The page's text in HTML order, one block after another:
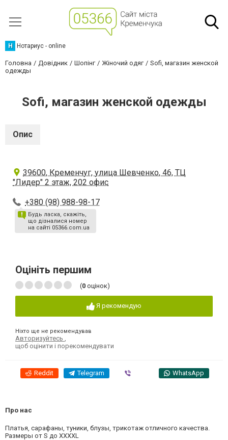
Н Нотариус - online
Головна Довідник Шопінг Жіночий одяг
Sofi, магазин женской
одежды
Sofi, магазин женской одежды
Опис
39600, Кременчуг, улица Шевченко, 46, ТЦ
"Лидер" 2 этаж, 202 офис
+380 (98) 988-98-17
Будь ласка, скажіть,
що дізналися номер
на сайті 05366.com.ua
Оцініть першим
(0 оцінок)
Я рекомендую
Ніхто ще не рекомендував
Авторизуйтесь
щоб оцінити і порекомендувати
Reddit Telegram WhatsApp
Про нас
Платья, сарафаны, туники, блузы, трикотаж отличного качества.
Размеры от S до XXXXL